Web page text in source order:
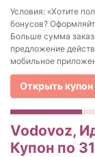
Условия: «Хотите
бонусов?
Больше сумма
предложение
мобильное
Открыть купон
Vodovoz,
Купон по